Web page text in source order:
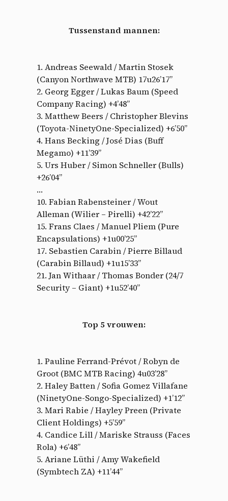
Tussenstand mannen:
1. Andreas Seewald / Martin Stosek
(Canyon Northwave MTB) 17u26’17”
2. Georg Egger / Lukas Baum (Speed
Company Racing) +4’48”
3. Matthew Beers / Christopher Blevins
(Toyota-NinetyOne-Specialized) +6’50”
4. Hans Becking / José Dias (Buff
Megamo) +11’39”
5. Urs Huber / Simon Schneller (Bulls)
+26’04”
…
10. Fabian Rabensteiner / Wout
Alleman (Wilier – Pirelli) +42’22”
15. Frans Claes / Manuel Pliem (Pure
Encapsulations) +1u00’25”
17. Sebastien Carabin / Pierre Billaud
(Carabin Billaud) +1u15’33”
21. Jan Withaar / Thomas Bonder (24/7
Security – Giant) +1u52’40”
Top 5 vrouwen:
1. Pauline Ferrand-Prévot / Robyn de
Groot (BMC MTB Racing) 4u03’28”
2. Haley Batten / Sofia Gomez Villafane
(NinetyOne-Songo-Specialized) +1’12”
3. Mari Rabie / Hayley Preen (Private
Client Holdings) +5’59”
4. Candice Lill / Mariske Strauss (Faces
Rola) +6’48”
5. Ariane Lüthi / Amy Wakefield
(Symbtech ZA) +11’44”